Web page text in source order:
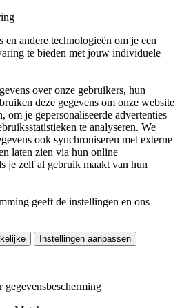
andere technologieën om je een
te bieden met jouw individuele
over onze gebruikers, hun
deze gegevens om onze website
om je gepersonaliseerde advertenties
te analyseren. We
ook synchroniseren met externe
laten zien via hun online
je zelf al gebruik maakt van hun
geeft de instellingen en ons
Instellingen aanpassen